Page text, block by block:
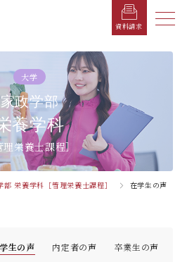
資料請求 メニ
メ
ー
閉
じ
る
紹介
旧 人間発達学科 人間発達
ル
ス
集定員
大学
家政学部
養学科
理栄養士課程］
部 栄養学科［管理栄養士課程］ 在学生の声
生の声 内定者の声 卒業生の声